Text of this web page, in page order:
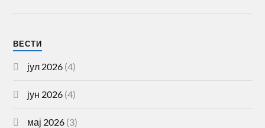
ВЕСТИ
јул 2026 (4)
јун 2026 (4)
мај 2026 (3)